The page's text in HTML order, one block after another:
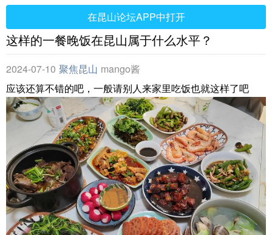
在昆山论坛APP中打开
这样的一餐晚饭在昆山属于什么水平？
2024-07-10 聚焦昆山 mango酱
应该还算不错的吧，一般请别人来家里吃饭也就这样了吧